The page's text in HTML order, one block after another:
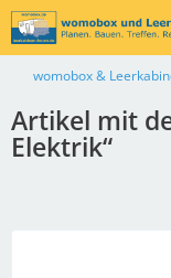
womobox &
Artikel mit
Elektrik“